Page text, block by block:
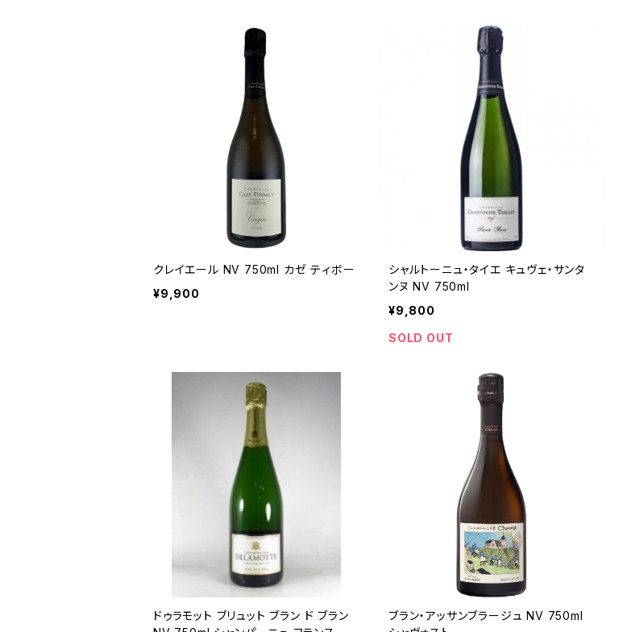
クレイエール NV 750ml カゼ ティボー
¥9,900
シャルトーニュ・タイエ キュヴェ・サンタ
ンヌ NV 750ml
¥9,800
SOLD OUT
ドゥラモット ブリュット ブラン ド ブラン
ブラン・アッサンブラージュ NV 750ml